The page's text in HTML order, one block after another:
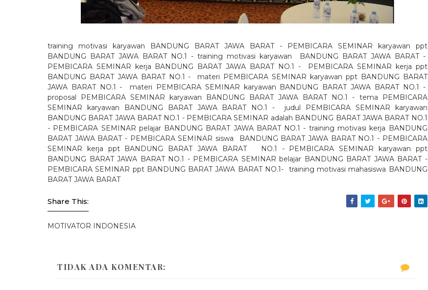
training motivasi karyawan BANDUNG BARAT JAWA BARAT - PEMBICARA SEMINAR karyawan ppt
BANDUNG BARAT JAWA BARAT NO.1 - training motivasi karyawan
BANDUNG BARAT JAWA BARAT -
PEMBICARA SEMINAR kerja BANDUNG BARAT JAWA BARAT NO.1 -
PEMBICARA SEMINAR kerja ppt
BANDUNG BARAT JAWA BARAT NO.1 -
materi PEMBICARA SEMINAR karyawan ppt BANDUNG BARAT
JAWA BARAT NO.1 -
materi PEMBICARA SEMINAR karyawan BANDUNG BARAT JAWA BARAT NO.1 -
proposal PEMBICARA SEMINAR karyawan BANDUNG BARAT JAWA BARAT NO.1 - tema PEMBICARA
SEMINAR karyawan BANDUNG BARAT JAWA BARAT NO.1 -
judul PEMBICARA SEMINAR karyawan
BANDUNG BARAT JAWA BARAT NO.1 - PEMBICARA SEMINAR adalah BANDUNG BARAT JAWA BARAT NO.1
- PEMBICARA SEMINAR pelajar BANDUNG BARAT JAWA BARAT NO.1 - training motivasi kerja BANDUNG
BARAT JAWA BARAT - PEMBICARA SEMINAR siswa
BANDUNG BARAT JAWA BARAT NO.1 - PEMBICARA
SEMINAR kerja ppt BANDUNG BARAT JAWA BARAT NO.1 - PEMBICARA SEMINAR karyawan ppt
BANDUNG BARAT JAWA BARAT NO.1 - PEMBICARA SEMINAR belajar BANDUNG BARAT JAWA BARAT -
PEMBICARA SEMINAR ppt BANDUNG BARAT JAWA BARAT NO.1-
training motivasi mahasiswa BANDUNG
BARAT JAWA BARAT
Share This:
MOTIVATOR INDONESIA
TIDAK ADA KOMENTAR: